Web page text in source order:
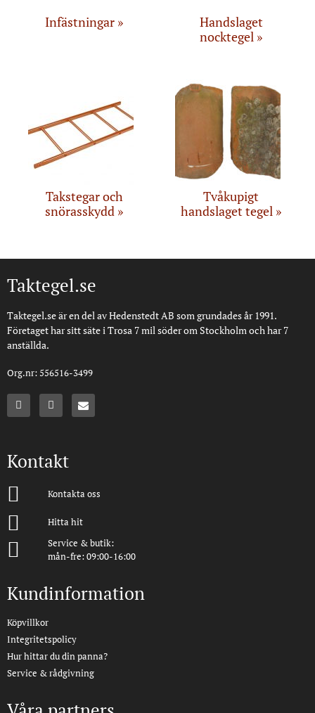
Infästningar
Handslaget
nocktegel
Takstegar och
snörasskydd
Tvåkupigt
handslaget tegel
Taktegel.se
Taktegel.se är en del av Hedenstedt AB som grundades år 1991.
Företaget har sitt säte i Trosa 7 mil söder om Stockholm och har 7
anställda.
Org.nr: 556516-3499
Kontakt
Kontakta oss
Hitta hit
Service & butik:
mån-fre: 09:00-16:00
Kundinformation
Köpvillkor
Integritetspolicy
Hur hittar du din panna?
Service & rådgivning